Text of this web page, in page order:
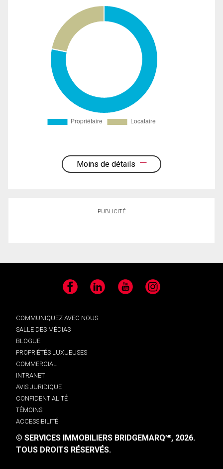
Moins de détails
PUBLICITÉ
Facebook LinkedIn YouTube Instagram
COMMUNIQUEZ AVEC NOUS
SALLE DES MÉDIAS
BLOGUE
PROPRIÉTÉS LUXUEUSES
COMMERCIAL
INTRANET
AVIS JURIDIQUE
CONFIDENTIALITÉ
TÉMOINS
ACCESSIBILITÉ
© SERVICES IMMOBILIERS BRIDGEMARQMD, 2026.
TOUS DROITS RÉSERVÉS.